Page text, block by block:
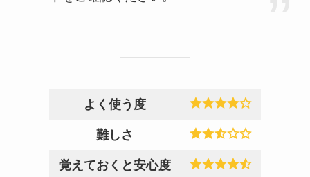
よく使う度
難しさ
覚えておくと安心度